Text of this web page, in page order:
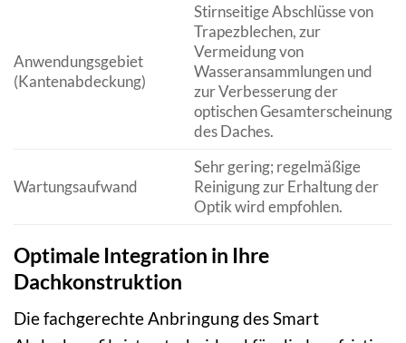
Anwendungsgebiet
(Kantenabdeckung)
Stirnseitige Abschlüsse von
Trapezblechen, zur
Vermeidung von
Wasseransammlungen und
zur Verbesserung der
optischen Gesamterscheinung
des Daches.
Wartungsaufwand
Sehr gering; regelmäßige
Reinigung zur Erhaltung der
Optik wird empfohlen.
Optimale Integration in Ihre
Dachkonstruktion
Die fachgerechte Anbringung des Smart